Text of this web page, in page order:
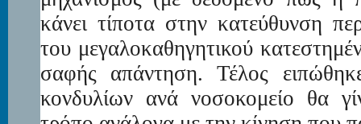
κάνει τίποτα στην κατεύθυνση
του μεγαλοκαθηγητικού
σαφής απάντηση. Τέλος
κονδυλίων ανά νοσοκομείο θα